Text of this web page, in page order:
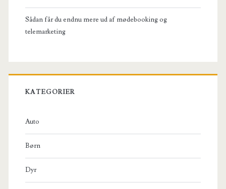
Sådan får du endnu mere ud af mødebooking og
telemarketing
KATEGORIER
Auto
Børn
Dyr